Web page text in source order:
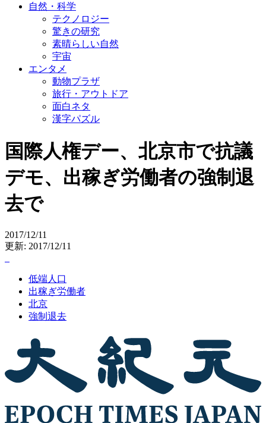
自然・科学
テクノロジー
驚きの研究
素晴らしい自然
宇宙
エンタメ
動物プラザ
旅行・アウトドア
面白ネタ
漢字パズル
国際人権デー、北京市で抗議
デモ、出稼ぎ労働者の強制退
去で
2017/12/11
更新: 2017/12/11
低端人口
出稼ぎ労働者
北京
強制退去